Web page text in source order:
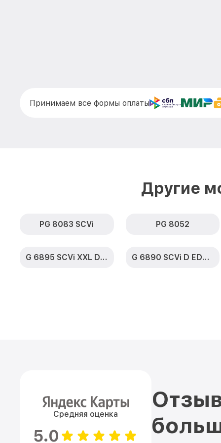
Принимаем все формы оплаты
Другие
PG 8083 SCVi PG 8052
G 6895 SCVi XXL D ED230 2,0 k2o G 6890 SCVi D ED230 2,0 k2o
Средняя оценка
5.0